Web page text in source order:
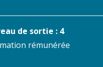
de sortie : 4
rémunérée